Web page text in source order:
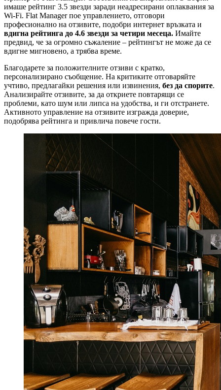
имаше рейтинг 3.5 звезди заради неадресирани оплаквания за
Wi-Fi. Flat Manager пое управлението, отговори
професионално на отзивите, подобри интернет връзката и
вдигна рейтинга до 4.6 звезди за четири месеца. Имайте
предвид, че за огромно съжаление – рейтингът не може да се
вдигне мигновено, а трябва време.
Благодарете за положителните отзиви с кратко,
персонализирано съобщение. На критиките отговаряйте
учтиво, предлагайки решения или извинения, без да спорите.
Анализирайте отзивите, за да откриете повтарящи се
проблеми, като шум или липса на удобства, и ги отстранете.
Активното управление на отзивите изгражда доверие,
подобрява рейтинга и привлича повече гости.